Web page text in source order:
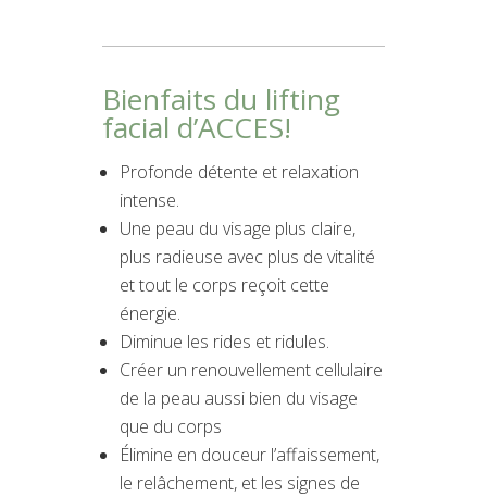
Bienfaits du lifting
facial d’ACCES!
Profonde détente et relaxation
intense.
Une peau du visage plus claire,
plus radieuse avec plus de vitalité
et tout le corps reçoit cette
énergie.
Diminue les rides et ridules.
Créer un renouvellement cellulaire
de la peau aussi bien du visage
que du corps
Élimine en douceur l’affaissement,
le relâchement, et les signes de